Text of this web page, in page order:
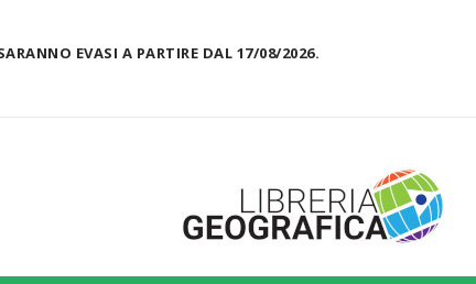
EVASI A PARTIRE DAL 17/08/2026.